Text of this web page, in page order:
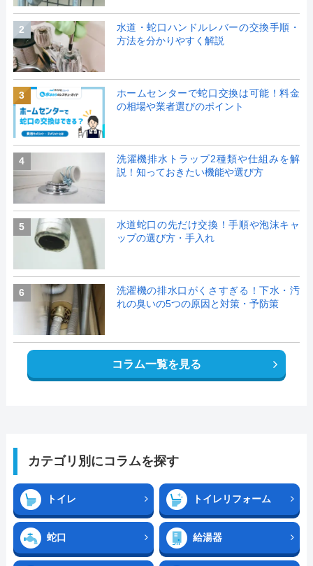
2
水道・蛇口ハンドルレバーの交換手順・
方法を分かりやすく解説
3
ホームセンターで蛇口交換は可能！料金
の相場や業者選びのポイント
4
洗濯機排水トラップ2種類や仕組みを解
説！知っておきたい機能や選び方
5
水道蛇口の先だけ交換！手順や泡沫キャ
ップの選び方・手入れ
6
洗濯機の排水口がくさすぎる！下水・汚
れの臭いの5つの原因と対策・予防策
コラム一覧を見る
カテゴリ別にコラムを探す
トイレ トイレリフォーム
蛇口 給湯器